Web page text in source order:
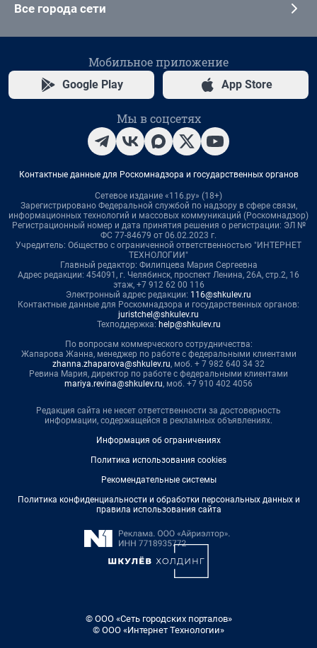
Все города сети
Мобильное приложение
Google Play App Store
Мы в соцсетях
Контактные данные для Роскомнадзора и государственных органов
Сетевое издание «116.ру» (18+)
Зарегистрировано Федеральной службой по надзору в сфере связи,
информационных технологий и массовых коммуникаций (Роскомнадзор)
Регистрационный номер и дата принятия решения о регистрации: ЭЛ №
ФС 77-84679 от 06.02.2023 г.
Учредитель: Общество с ограниченной ответственностью "ИНТЕРНЕТ
ТЕХНОЛОГИИ"
Главный редактор: Филипцева Мария Сергеевна
Адрес редакции: 454091, г. Челябинск, проспект Ленина, 26А, стр.2, 16
этаж, +7 912 62 00 116
Электронный адрес редакции: 116@shkulev.ru
Контактные данные для Роскомнадзора и государственных органов:
juristchel@shkulev.ru
Техподдержка: help@shkulev.ru
По вопросам коммерческого сотрудничества:
Жапарова Жанна, менеджер по работе с федеральными клиентами
zhanna.zhaparova@shkulev.ru, моб. + 7 982 640 34 32
Ревина Мария, директор по работе с федеральными клиентами
mariya.revina@shkulev.ru, моб. +7 910 402 4056
Редакция сайта не несет ответственности за достоверность
информации, содержащейся в рекламных объявлениях.
Информация об ограничениях
Политика использования cookies
Рекомендательные системы
Политика конфиденциальности и обработки персональных данных и
правила использования сайта
© ООО «Сеть городских порталов»
© ООО «Интернет Технологии»